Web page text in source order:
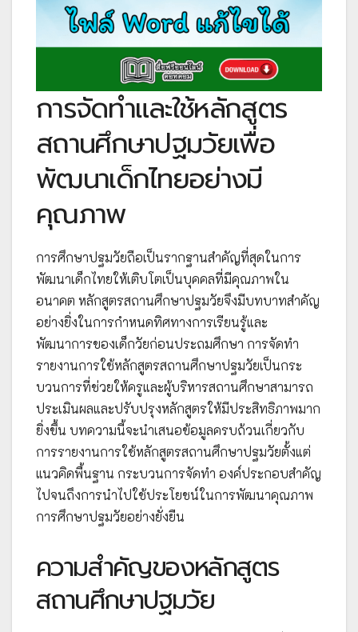
การจัดทำและใช้หลักสูตร
สถานศึกษาปฐมวัยเพื่อ
พัฒนาเด็กไทยอย่างมี
คุณภาพ
การศึกษาปฐมวัยถือเป็นรากฐานสำคัญที่สุดในการ
พัฒนาเด็กไทยให้เติบโตเป็นบุคคลที่มีคุณภาพใน
อนาคต หลักสูตรสถานศึกษาปฐมวัยจึงมีบทบาทสำคัญ
อย่างยิ่งในการกำหนดทิศทางการเรียนรู้และ
พัฒนาการของเด็กวัยก่อนประถมศึกษา การจัดทำ
รายงานการใช้หลักสูตรสถานศึกษาปฐมวัยเป็นกระ
บวนการที่ช่วยให้ครูและผู้บริหารสถานศึกษาสามารถ
ประเมินผลและปรับปรุงหลักสูตรให้มีประสิทธิภาพมาก
ยิ่งขึ้น บทความนี้จะนำเสนอข้อมูลครบถ้วนเกี่ยวกับ
การรายงานการใช้หลักสูตรสถานศึกษาปฐมวัยตั้งแต่
แนวคิดพื้นฐาน กระบวนการจัดทำ องค์ประกอบสำคัญ
ไปจนถึงการนำไปใช้ประโยชน์ในการพัฒนาคุณภาพ
การศึกษาปฐมวัยอย่างยั่งยืน
ความสำคัญของหลักสูตร
สถานศึกษาปฐมวัย